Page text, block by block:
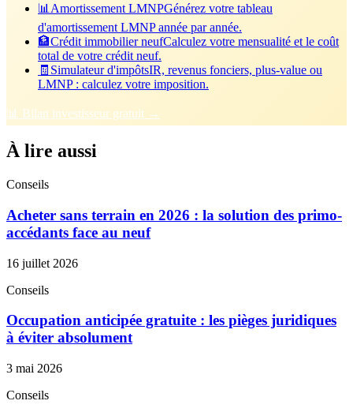
📊 Amortissement LMNPGénérez votre tableau
d'amortissement LMNP année par année.
🏦Crédit immobilier neufCalculez votre mensualité et le coût
total de votre crédit neuf.
🧾 Simulateur d'impôtsIR, revenus fonciers, plus-value ou
LMNP : calculez votre imposition.
📊 Bilan investisseur gratuit →
À lire aussi
Conseils
Acheter sans terrain en 2026 : la solution des primo-
accédants face au neuf
16 juillet 2026
Conseils
Occupation anticipée gratuite : les pièges juridiques
à éviter absolument
3 mai 2026
Conseils